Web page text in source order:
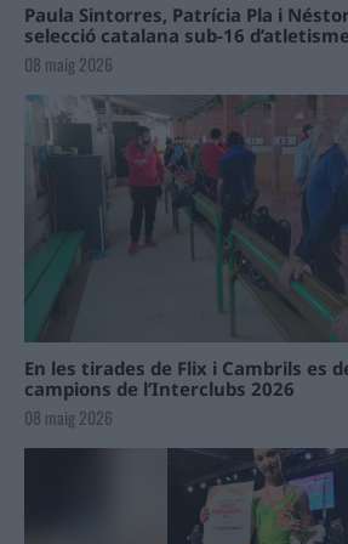
Paula Sintorres, Patrícia Pla i
selecció catalana sub-16 d’atletisme
08 maig 2026
En les tirades de Flix i Cambrils es
campions de l’Interclubs 2026
08 maig 2026